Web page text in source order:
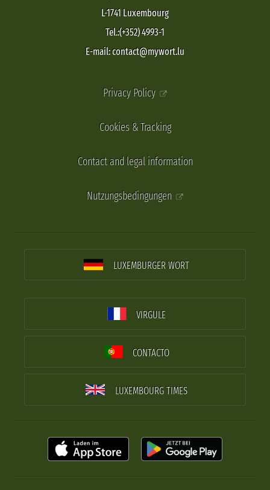
L-1741 Luxembourg
Tel.:(+352) 4993-1
E-mail: contact@mywort.lu
Privacy Policy
Cookies & Tracking
Contact and legal information
Nutzungsbedingungen
LUXEMBURGER WORT
VIRGULE
CONTACTO
LUXEMBOURG TIMES